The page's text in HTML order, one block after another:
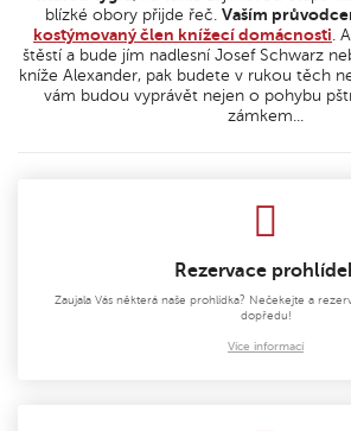
blízké obory přijde řeč. Vaším
kostýmovaný člen knížecí domácnosti.
štěstí a bude jím nadlesní Josef Schwarz
kníže Alexander, pak budete v rukou těch
vám budou vyprávět nejen o pohybu
zámkem...
Rezervace
Zaujala Vás některá naše prohlídka? Nečekejte a
dopředu!
Více informací